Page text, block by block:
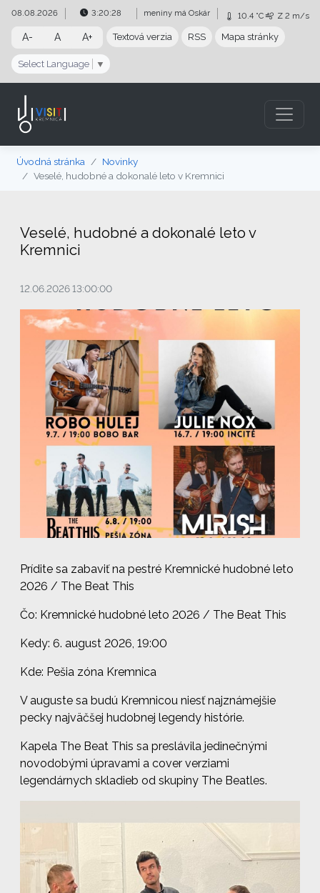
Preskočiť na obsah
Preskočiť na hlavné menu
08.08.2026 3:20:29 meniny máOskár 10.4 °C Z 2 m/s
A- A A+ Textová verzia RSS Mapa stránky
Select Language ▼
Úvodná stránka
Novinky
Veselé, hudobné a dokonalé leto v Kremnici
Veselé, hudobné a dokonalé leto v
Kremnici
12.06.2026 13:00:00
Prídite sa zabaviť na pestré Kremnické hudobné leto
2026 / The Beat This
Čo: Kremnické hudobné leto 2026 / The Beat This
Kedy: 6. august 2026, 19:00
Kde: Pešia zóna Kremnica
V auguste sa budú Kremnicou niesť najznámejšie
pecky najväčšej hudobnej legendy histórie.
Kapela The Beat This sa preslávila jedinečnými
novodobými úpravami a cover verziami
legendárnych skladieb od skupiny The Beatles.